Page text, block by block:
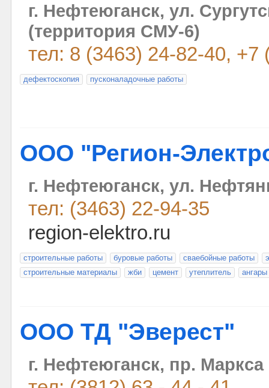
г. Нефтеюганск, ул.
(территория СМУ-6)
тел: 8 (3463) 24-82-40, +7
дефектоскопия пусконаладочные работы
ООО "Регион-
г. Нефтеюганск, ул.
тел: (3463) 22-94-35
region-elektro.ru
строительные работы буровые работы сваебойные работы
строительные материалы
жби цемент утеплитель ангары
ООО ТД "Эверест"
г. Нефтеюганск, пр. Маркса